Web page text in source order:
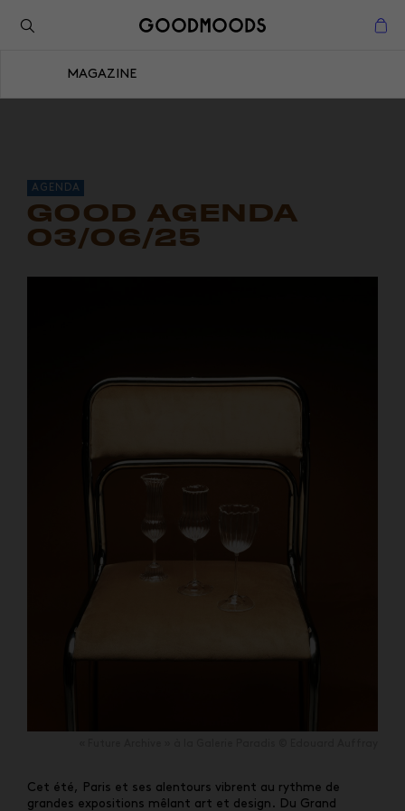
MAGAZINE
AGENDA
GOOD AGENDA
03/06/25
Cet été, Paris et ses alentours vibrent au rythme de
grandes expositions mêlant art et design. Du Grand
Retour à l'inspiration